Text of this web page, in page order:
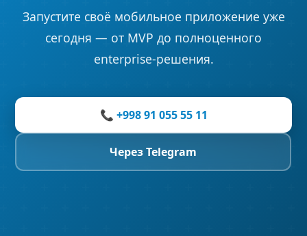
Запустите своё мобильное приложение уже
сегодня — от MVP до полноценного
enterprise-решения.
📞 +998 91 055 55 11
Через Telegram